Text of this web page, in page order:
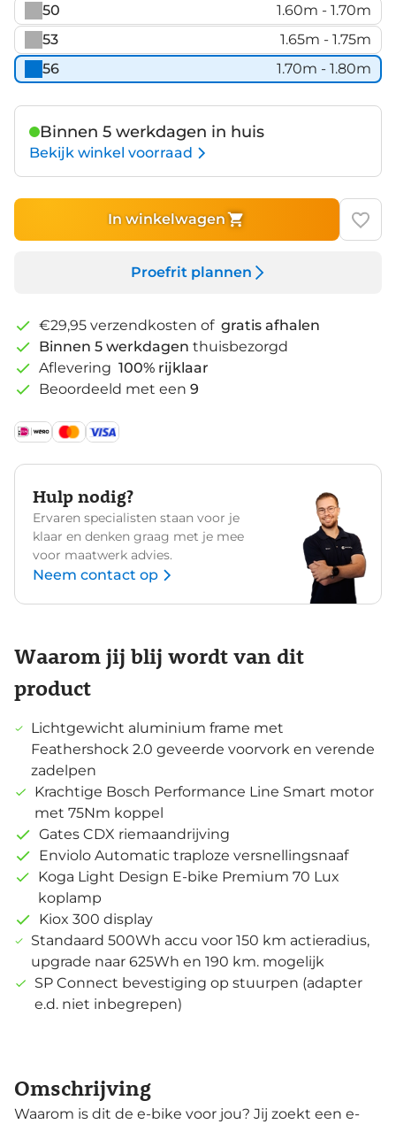
50
1.60m - 1.70m
53
1.65m - 1.75m
56
1.70m - 1.80m
Binnen 5 werkdagen in huis
Bekijk winkel voorraad
In winkelwagen
Proefrit plannen
€29,95 verzendkosten of gratis afhalen
Binnen 5 werkdagen thuisbezorgd
Aflevering 100% rijklaar
Beoordeeld met een 9
Hulp nodig?
Ervaren specialisten staan voor je
klaar en denken graag met je mee
voor maatwerk advies.
Neem contact op
Waarom jij blij wordt van dit
product
Lichtgewicht aluminium frame met
Feathershock 2.0 geveerde voorvork en verende
zadelpen
Krachtige Bosch Performance Line Smart motor
met 75Nm koppel
Gates CDX riemaandrijving
Enviolo Automatic traploze versnellingsnaaf
Koga Light Design E-bike Premium 70 Lux
koplamp
Kiox 300 display
Standaard 500Wh accu voor 150 km actieradius,
upgrade naar 625Wh en 190 km. mogelijk
SP Connect bevestiging op stuurpen (adapter
e.d. niet inbegrepen)
Omschrijving
Waarom is dit de e-bike voor jou? Jij zoekt een e-